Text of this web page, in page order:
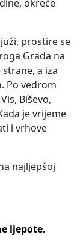
okreće
prostire se
Grada na
a iza
Po vedrom
Biševo,
je vrijeme
i vrhove
najljepšoj
ljepote.